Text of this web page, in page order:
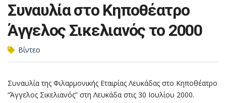
Συναυλία στο Κηποθέατρο
Άγγελος Σικελιανός το 2000
Βίντεο
Συναυλία της Φιλαρμονικής Εταιρίας Λευκάδας στο Κηποθέατρο
“Άγγελος Σικελιανός” στη Λευκάδα στις 30 Ιουλίου 2000.